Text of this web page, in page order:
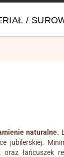
/
naturalne.
jubilerskiej.
łańcuszek